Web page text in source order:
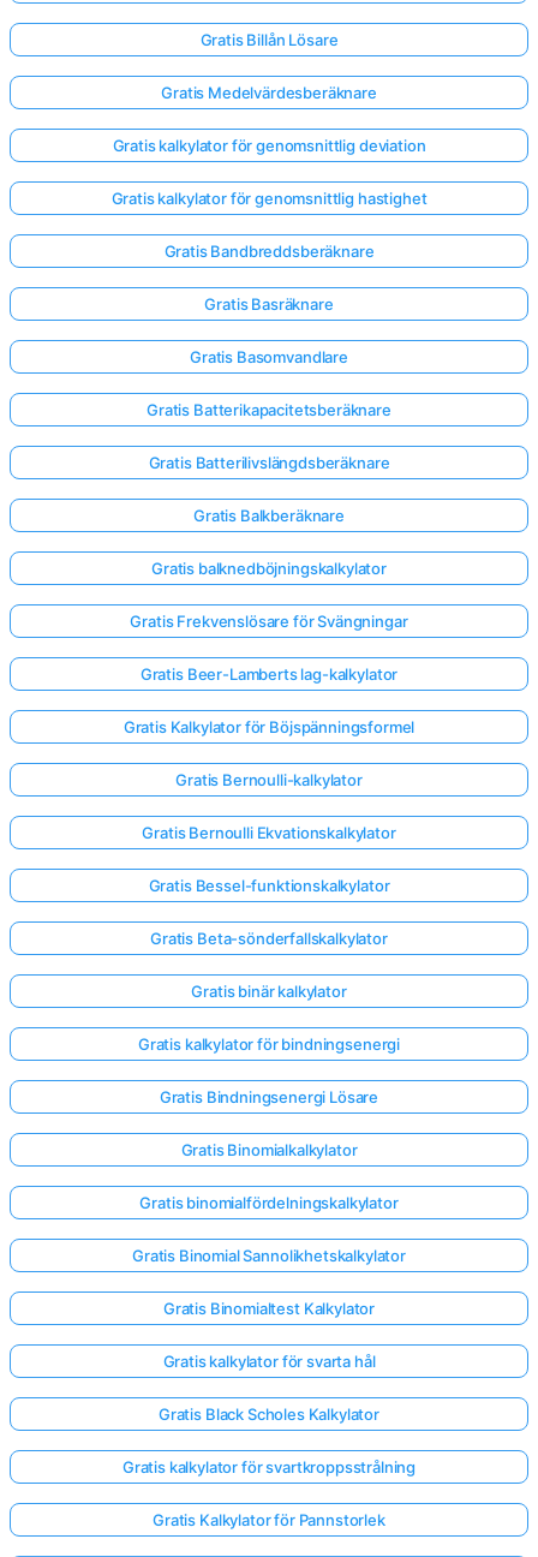
Inga
frågor
än
Ställ
första
fråga
Gratis Billån Lösare
Gratis Medelvärdesberäknare
Gratis kalkylator för genomsnittlig deviation
Gratis kalkylator för genomsnittlig hastighet
Gratis Bandbreddsberäknare
Gratis Basräknare
Gratis Basomvandlare
Gratis Batterikapacitetsberäknare
Gratis Batterilivslängdsberäknare
Gratis Balkberäknare
Gratis balknedböjningskalkylator
Gratis Frekvenslösare för Svängningar
Gratis Beer-Lamberts lag-kalkylator
Gratis Kalkylator för Böjspänningsformel
Gratis Bernoulli-kalkylator
Gratis Bernoulli Ekvationskalkylator
Gratis Bessel-funktionskalkylator
Gratis Beta-sönderfallskalkylator
Gratis binär kalkylator
Gratis kalkylator för bindningsenergi
Gratis Bindningsenergi Lösare
Gratis Binomialkalkylator
Gratis binomialfördelningskalkylator
Gratis Binomial Sannolikhetskalkylator
Gratis Binomialtest Kalkylator
Gratis kalkylator för svarta hål
Gratis Black Scholes Kalkylator
Gratis kalkylator för svartkroppsstrålning
Gratis Kalkylator för Pannstorlek